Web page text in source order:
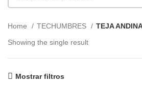
Home TECHUMBRES
TEJA
Showing the single result
Mostrar filtros